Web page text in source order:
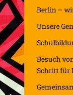
Berlin –
Unsere
Besuch
Schritt für